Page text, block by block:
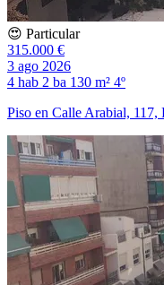
😍 Particular
315.000 €
3 ago 2026
4 hab 2 ba 130 m² 4º
Piso en Calle Arabial, 117,